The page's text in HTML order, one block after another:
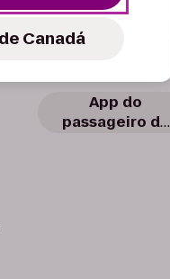
App do
passageiro da
Canadá